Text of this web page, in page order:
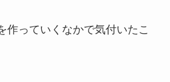
作っていくなかで気付いたこ